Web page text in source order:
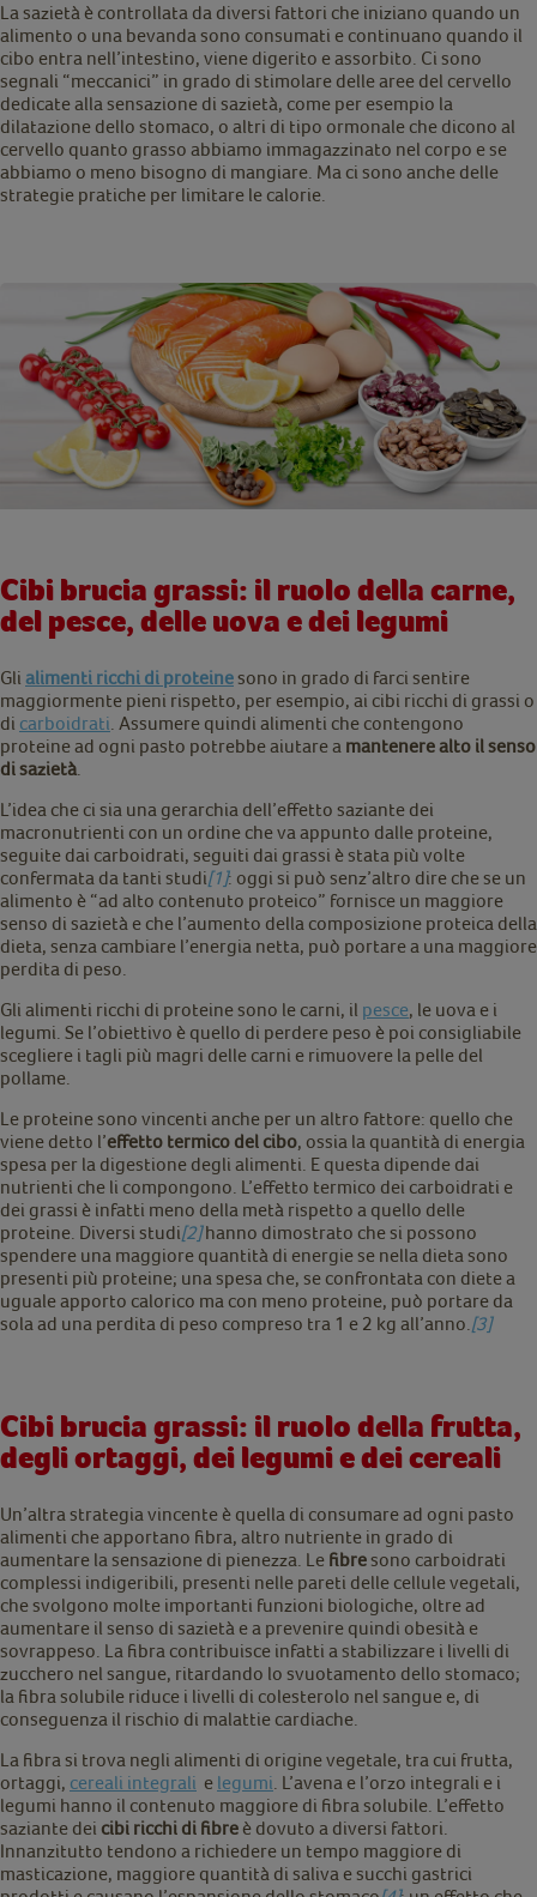
La sazietà è controllata da diversi fattori che iniziano quando un
alimento o una bevanda sono consumati e continuano quando il
cibo entra nell’intestino, viene digerito e assorbito. Ci sono
segnali “meccanici” in grado di stimolare delle aree del cervello
dedicate alla sensazione di sazietà, come per esempio la
dilatazione dello stomaco, o altri di tipo ormonale che dicono al
cervello quanto grasso abbiamo immagazzinato nel corpo e se
abbiamo o meno bisogno di mangiare. Ma ci sono anche delle
strategie pratiche per limitare le calorie.
Cibi brucia grassi: il ruolo della carne,
del pesce, delle uova e dei legumi
Gli alimenti ricchi di proteinesono in grado di farci sentire
maggiormente pieni rispetto, per esempio, ai cibi ricchi di grassi o
di carboidrati . Assumere quindi alimenti che contengono
proteine ad ogni pasto potrebbe aiutare a mantenere alto il senso
di sazietà
L’idea che ci sia una gerarchia dell’effetto saziante dei
macronutrienti con un ordine che va appunto dalle proteine,
seguite dai carboidrati, seguiti dai grassi è stata più volte
confermata da tanti studi[1]: oggi si può senz’altro dire che se un
alimento è “ad alto contenuto proteico” fornisce un maggiore
senso di sazietà e che l’aumento della composizione proteica della
dieta, senza cambiare l’energia netta, può portare a una maggiore
perdita di peso.
Gli alimenti ricchi di proteine sono le carni, il pesce, le uova e i
legumi. Se l’obiettivo è quello di perdere peso è poi consigliabile
scegliere i tagli più magri delle carni e rimuovere la pelle del
pollame.
Le proteine sono vincenti anche per un altro fattore: quello che
viene detto l’effetto termico del cibo, ossia la quantità di energia
spesa per la digestione degli alimenti. E questa dipende dai
nutrienti che li compongono. L’effetto termico dei carboidrati e
dei grassi è infatti meno della metà rispetto a quello delle
proteine. Diversi studi[2]hanno dimostrato che si possono
spendere una maggiore quantità di energie se nella dieta sono
presenti più proteine; una spesa che, se confrontata con diete a
uguale apporto calorico ma con meno proteine, può portare da
sola ad una perdita di peso compreso tra 1 e 2 kg all’anno. [3]
Cibi brucia grassi: il ruolo della frutta,
degli ortaggi, dei legumi e dei cereali
Un’altra strategia vincente è quella di consumare ad ogni pasto
alimenti che apportano fibra, altro nutriente in grado di
aumentare la sensazione di pienezza. Le fibresono carboidrati
complessi indigeribili, presenti nelle pareti delle cellule vegetali,
che svolgono molte importanti funzioni biologiche, oltre ad
aumentare il senso di sazietà e a prevenire quindi obesità e
sovrappeso. La fibra contribuisce infatti a stabilizzare i livelli di
zucchero nel sangue, ritardando lo svuotamento dello stomaco;
la fibra solubile riduce i livelli di colesterolo nel sangue e, di
conseguenza il rischio di malattie cardiache.
La fibra si trova negli alimenti di origine vegetale, tra cui frutta,
ortaggi, cereali integrali e legumi . L’avena e l’orzo integrali e i
legumi hanno il contenuto maggiore di fibra solubile. L’effetto
saziante dei cibi ricchi di fibre è dovuto a diversi fattori.
Innanzitutto tendono a richiedere un tempo maggiore di
masticazione, maggiore quantità di saliva e succhi gastrici